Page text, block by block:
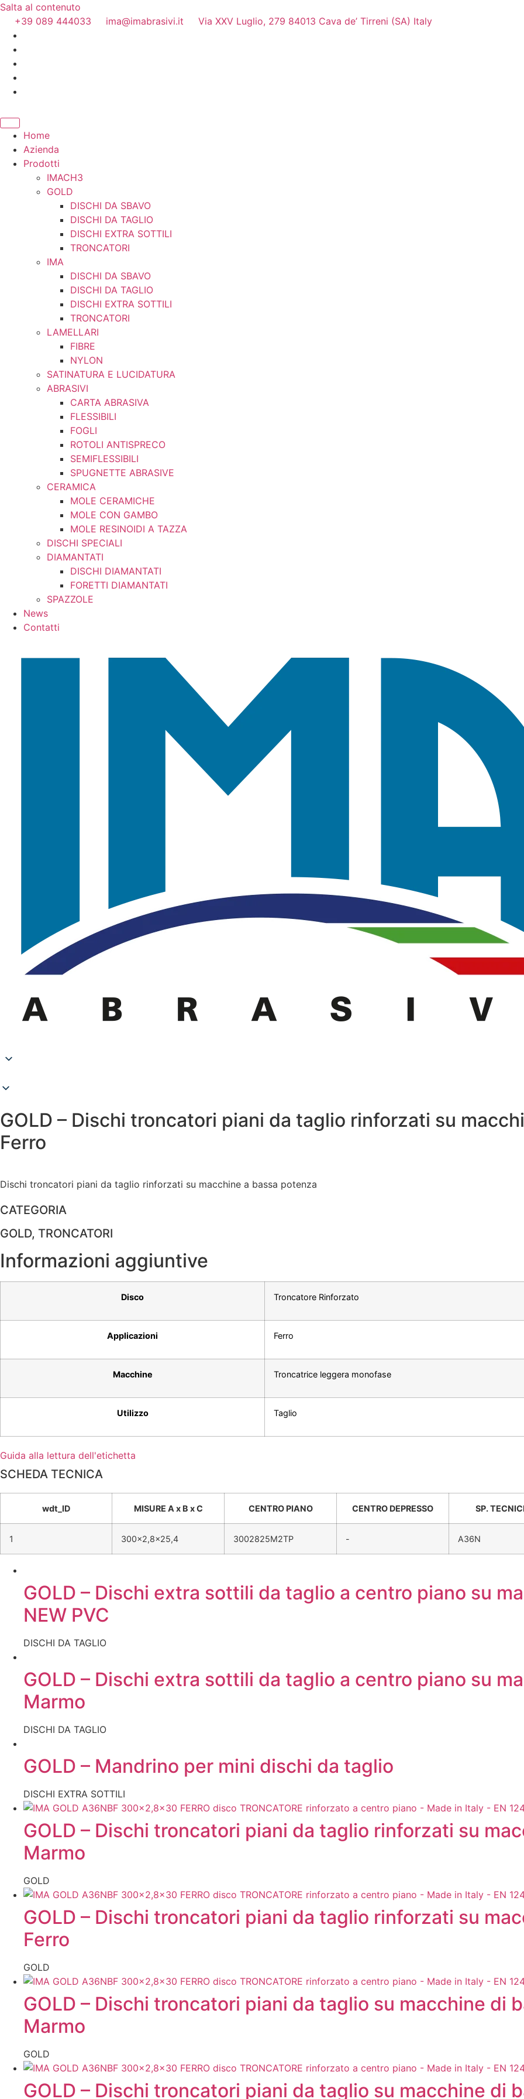
Salta al contenuto
+39 089 444033
ima@imabrasivi.it Via XXV Luglio, 279 84013 Cava de’ Tirreni (SA) Italy
Home
Azienda
Prodotti
IMACH3
GOLD
DISCHI DA SBAVO
DISCHI DA TAGLIO
DISCHI EXTRA SOTTILI
TRONCATORI
IMA
DISCHI DA SBAVO
DISCHI DA TAGLIO
DISCHI EXTRA SOTTILI
TRONCATORI
LAMELLARI
FIBRE
NYLON
SATINATURA E LUCIDATURA
ABRASIVI
CARTA ABRASIVA
FLESSIBILI
FOGLI
ROTOLI ANTISPRECO
SEMIFLESSIBILI
SPUGNETTE ABRASIVE
CERAMICA
MOLE CERAMICHE
MOLE CON GAMBO
MOLE RESINOIDI A TAZZA
DISCHI SPECIALI
DIAMANTATI
DISCHI DIAMANTATI
FORETTI DIAMANTATI
SPAZZOLE
News
Contatti
GOLD – Dischi troncatori piani da taglio rinforzati su
Ferro
Dischi troncatori piani da taglio rinforzati su macchine a bassa potenza
CATEGORIA
GOLD, TRONCATORI
Informazioni aggiuntive
Disco Troncatore Rinforzato
Applicazioni Ferro
Macchine Troncatrice leggera monofase
Utilizzo Taglio
Guida alla lettura dell'etichetta
SCHEDA TECNICA
wdt_ID MISURE A x B x C CENTRO PIANO CENTRO DEPRESSO SP.
1 300x2,8x25,4 3002825M2TP - A36N
GOLD – Dischi extra sottili da taglio a centro piano su
NEW PVC
DISCHI DA TAGLIO
GOLD – Dischi extra sottili da taglio a centro piano su
Marmo
DISCHI DA TAGLIO
GOLD – Mandrino per mini dischi da taglio
DISCHI EXTRA SOTTILI
GOLD – Dischi troncatori piani da taglio rinforzati su
Marmo
GOLD
GOLD – Dischi troncatori piani da taglio rinforzati su
Ferro
GOLD
GOLD – Dischi troncatori piani da taglio su macchine di
Marmo
GOLD
GOLD – Dischi troncatori piani da taglio su macchine di